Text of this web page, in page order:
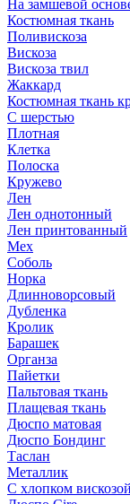
На замшевой
Костюмная ткань
Поливискоза
Вискоза
Вискоза твил
Жаккард
Костюмная ткань
С шерстью
Плотная
Клетка
Полоска
Кружево
Лен
Лен однотонный
Лен принтованный
Мех
Соболь
Норка
Длинноворсовый
Дубленка
Кролик
Барашек
Органза
Пайетки
Пальтовая ткань
Плащевая ткань
Дюспо матовая
Дюспо Бондинг
Таслан
Металлик
С хлопком вискозой